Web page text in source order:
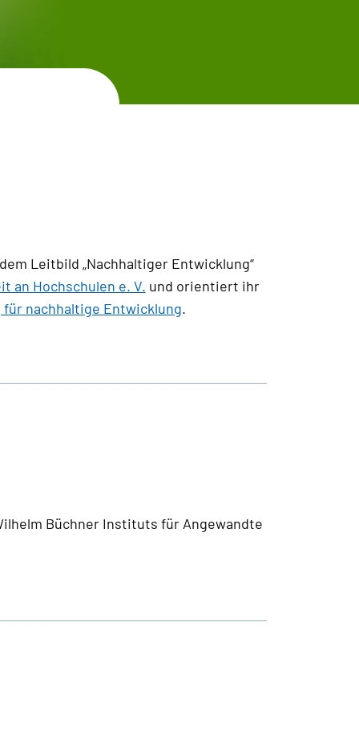
Leitbild „Nachhaltiger Entwicklung“
an Hochschulen e. V. und orientiert ihr
für nachhaltige Entwicklung.
Büchner Instituts für Angewandte